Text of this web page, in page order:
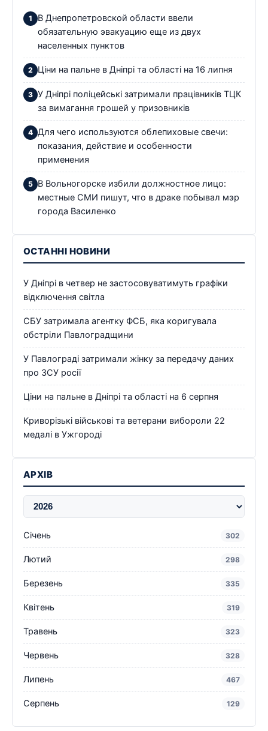
В Днепропетровской области ввели
обязательную эвакуацию еще из двух
населенных пунктов
Ціни на пальне в Дніпрі та області на 16 липня
У Дніпрі поліцейські затримали працівників ТЦК
за вимагання грошей у призовників
Для чего используются облепиховые свечи:
показания, действие и особенности
применения
В Вольногорске избили должностное лицо:
местные СМИ пишут, что в драке побывал мэр
города Василенко
ОСТАННІ НОВИНИ
У Дніпрі в четвер не застосовуватимуть графіки
відключення світла
СБУ затримала агентку ФСБ, яка коригувала
обстріли Павлоградщини
У Павлограді затримали жінку за передачу даних
про ЗСУ росії
Ціни на пальне в Дніпрі та області на 6 серпня
Криворізькі військові та ветерани вибороли 22
медалі в Ужгороді
АРХІВ
Січень 302
Лютий 298
Березень 335
Квітень 319
Травень 323
Червень 328
Липень 467
Серпень 129